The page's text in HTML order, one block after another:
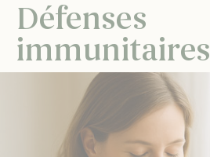
Défenses
immunitaires